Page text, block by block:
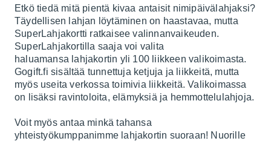
Etkö tiedä mitä pientä kivaa antaisit nimipäivälahjaksi?
Täydellisen lahjan löytäminen on haastavaa, mutta
SuperLahjakortti ratkaisee valinnanvaikeuden.
SuperLahjakortilla saaja voi valita
haluamansa lahjakortin yli 100 liikkeen valikoimasta.
Gogift.fi sisältää tunnettuja ketjuja ja liikkeitä, mutta
myös useita verkossa toimivia liikkeitä. Valikoimassa
on lisäksi ravintoloita, elämyksiä ja hemmottelulahjoja.
Voit myös antaa minkä tahansa
yhteistyökumppanimme lahjakortin suoraan! Nuorille